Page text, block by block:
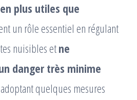
plus utiles que
un rôle essentiel en régulant
nuisibles etne
danger très minime
quelques mesures